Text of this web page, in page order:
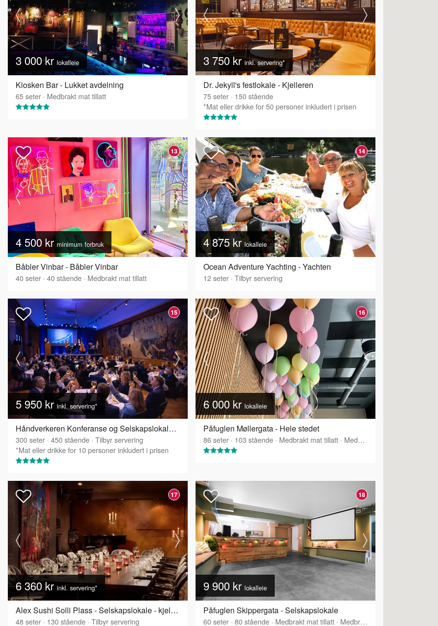
3 000 kr lokalleie
Kiosken Bar - Lukket avdelning
65seter · Medbrakt mat tillatt
3 750 krinkl. servering*
Dr. Jekyll's festlokale - Kjelleren
75seter · 150stående
*Mat eller drikke for 50 personer inkludert i prisen
13
4 500 krminimum forbruk
Båbler Vinbar - Båbler Vinbar
40seter · 40stående · Medbrakt mat tillatt
14
4 875 krlokalleie
Ocean Adventure Yachting - Yachten
12seter · Tilbyr servering
15
5 950 kr inkl. servering*
Håndverkeren Konferanse og Selskapslokaler - Festsalen
300seter · 450stående · Tilbyr servering
*Mat eller drikke for 10 personer inkludert i prisen
16
6 000 krlokalleie
Påfuglen Møllergata - Hele stedet
86seter · 103 stående · Medbrakt mat tillatt · Medbrakt drikke tillatt
17
6 360 krinkl. servering*
Alex Sushi Solli Plass - Selskapslokale - kjelleren
48seter · 130stående · Tilbyr servering
18
9 900 kr lokalleie
Påfuglen Skippergata - Selskapslokale
60seter · 80stående · Medbrakt mat tillatt · Medbrakt drikke tillatt